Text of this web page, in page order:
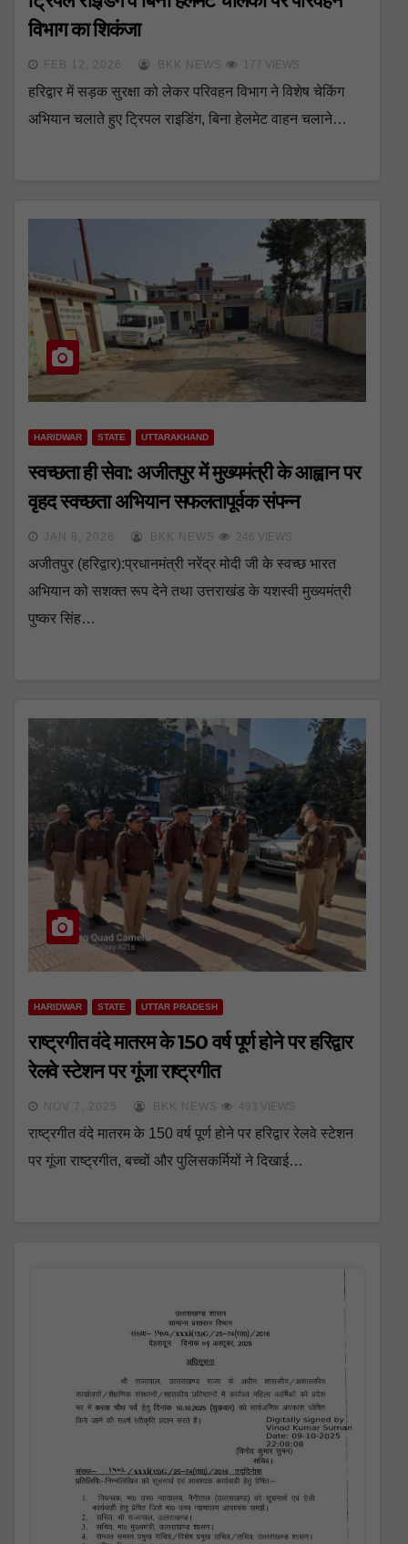
विभाग का शिकंजा
FEB 12, 2026 BKK NEWS 177 VIEWS
हरिद्वार में सड़क सुरक्षा को लेकर परिवहन विभाग ने विशेष चेकिंग
अभियान चलाते हुए ट्रिपल राइडिंग, बिना हेलमेट वाहन चलाने…
HARIDWAR STATE UTTARAKHAND
स्वच्छता ही सेवा: अजीतपुर में मुख्यमंत्री के आह्वान पर
वृहद स्वच्छता अभियान सफलतापूर्वक संपन्न
JAN 8, 2026 BKK NEWS 246 VIEWS
अजीतपुर (हरिद्वार):प्रधानमंत्री नरेंद्र मोदी जी के स्वच्छ भारत
अभियान को सशक्त रूप देने तथा उत्तराखंड के यशस्वी मुख्यमंत्री
पुष्कर सिंह…
HARIDWAR STATE UTTAR PRADESH
राष्ट्रगीत वंदे मातरम के 150 वर्ष पूर्ण होने पर हरिद्वार
रेलवे स्टेशन पर गूंजा राष्ट्रगीत
NOV 7, 2025 BKK NEWS 493 VIEWS
राष्ट्रगीत वंदे मातरम के 150 वर्ष पूर्ण होने पर हरिद्वार रेलवे स्टेशन
पर गूंजा राष्ट्रगीत, बच्चों और पुलिसकर्मियों ने दिखाई…